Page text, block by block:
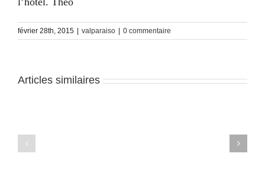
février 28th, 2015 valparaiso 0 commentaire
Articles similaires